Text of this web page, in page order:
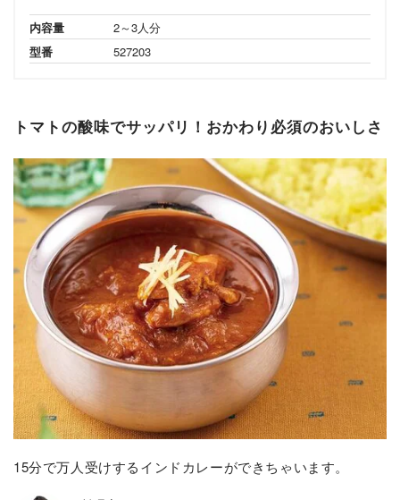
内容量
2～3人分
型番
527203
トマトの酸味でサッパリ！おかわり必須のおいしさ
15分で万人受けするインドカレーができちゃいます。